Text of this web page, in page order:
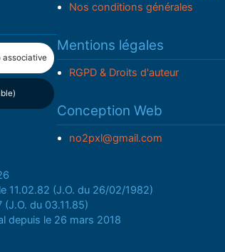
associative
Nos conditions générales
Mentions légales
RGPD & Droits d'auteur
Conception Web
no2pxl@gmail.com
11.02.82 (J.O. du 26/02/1982)
du 03.11.85)
depuis le 26 mars 2018